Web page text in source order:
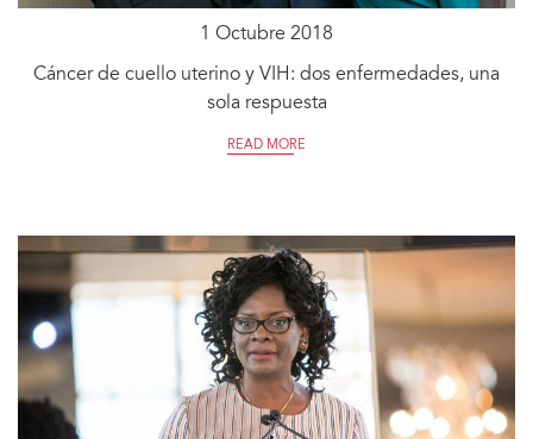
1 Octubre 2018
Cáncer de cuello uterino y VIH: dos enfermedades, una
sola respuesta
READ MORE